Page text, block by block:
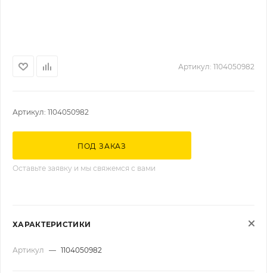
Артикул: 1104050982
Артикул: 1104050982
ПОД ЗАКАЗ
Оставьте заявку и мы свяжемся с вами
ХАРАКТЕРИСТИКИ
Артикул — 1104050982